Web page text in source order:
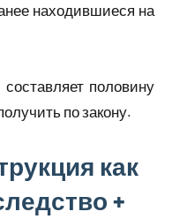
находившиеся на
половину
по закону.
как
+